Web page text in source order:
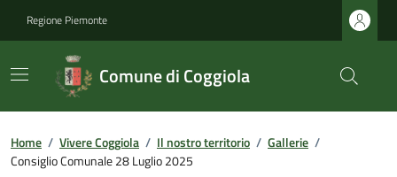
Regione Piemonte
Comune di Coggiola
Home / Vivere Coggiola / Il nostro territorio / Gallerie /
Consiglio Comunale 28 Luglio 2025